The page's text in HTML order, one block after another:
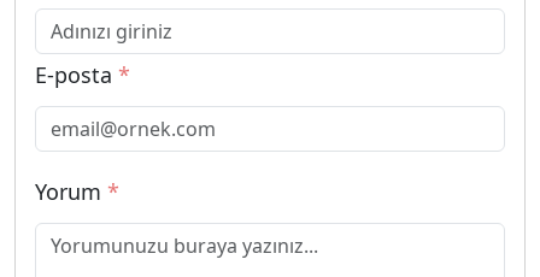
E-posta *
Yorum *